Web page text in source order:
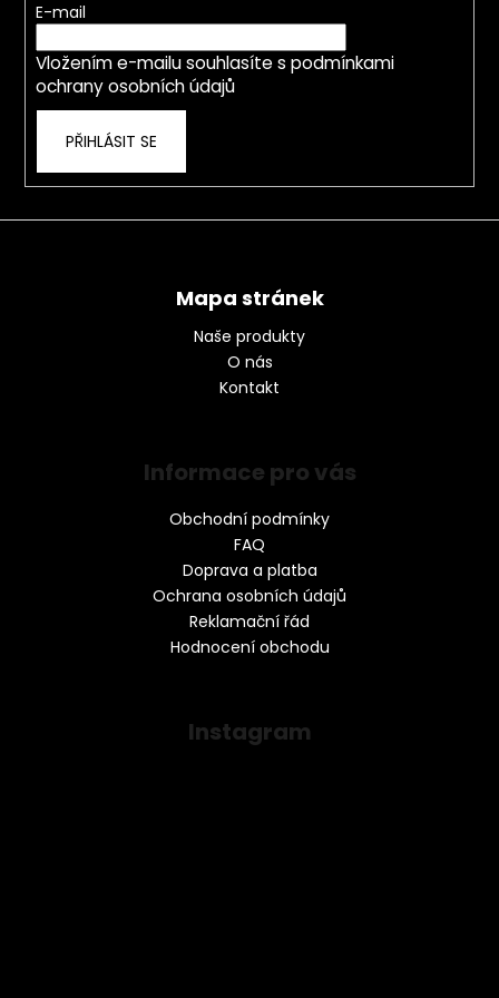
E-mail
Vložením e-mailu souhlasíte s podmínkami
ochrany osobních údajů
PŘIHLÁSIT SE
Mapa stránek
Naše produkty
O nás
Kontakt
Informace pro vás
Obchodní podmínky
FAQ
Doprava a platba
Ochrana osobních údajů
Reklamační řád
Hodnocení obchodu
Instagram